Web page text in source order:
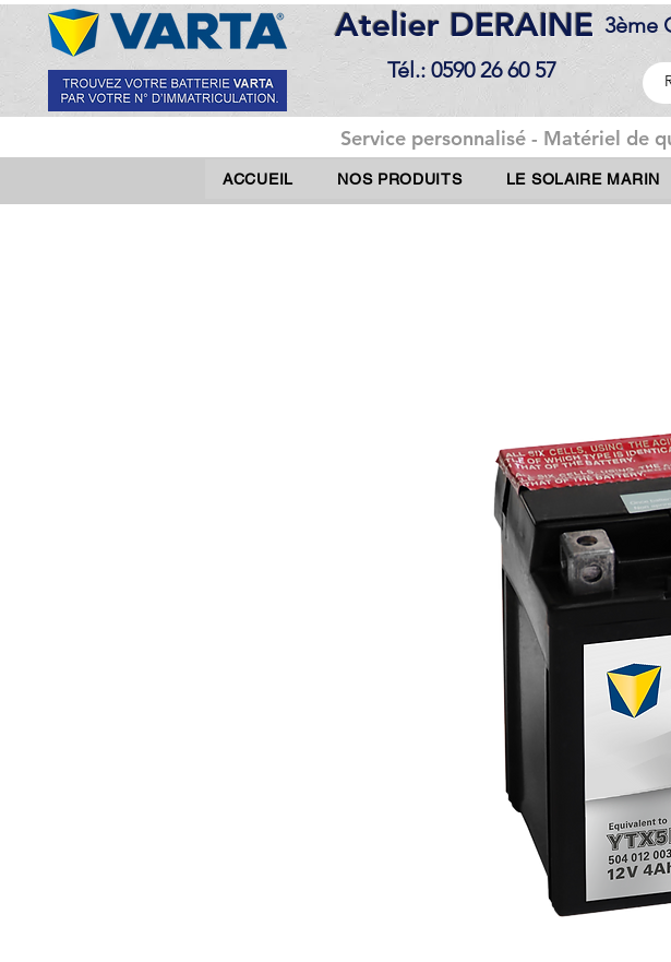
Atelier DERAINE 3ème
Tél.: 0590 26 60 57
Service personnalisé - Matériel de
ACCUEIL NOS PRODUITS LE SOLAIRE MARIN